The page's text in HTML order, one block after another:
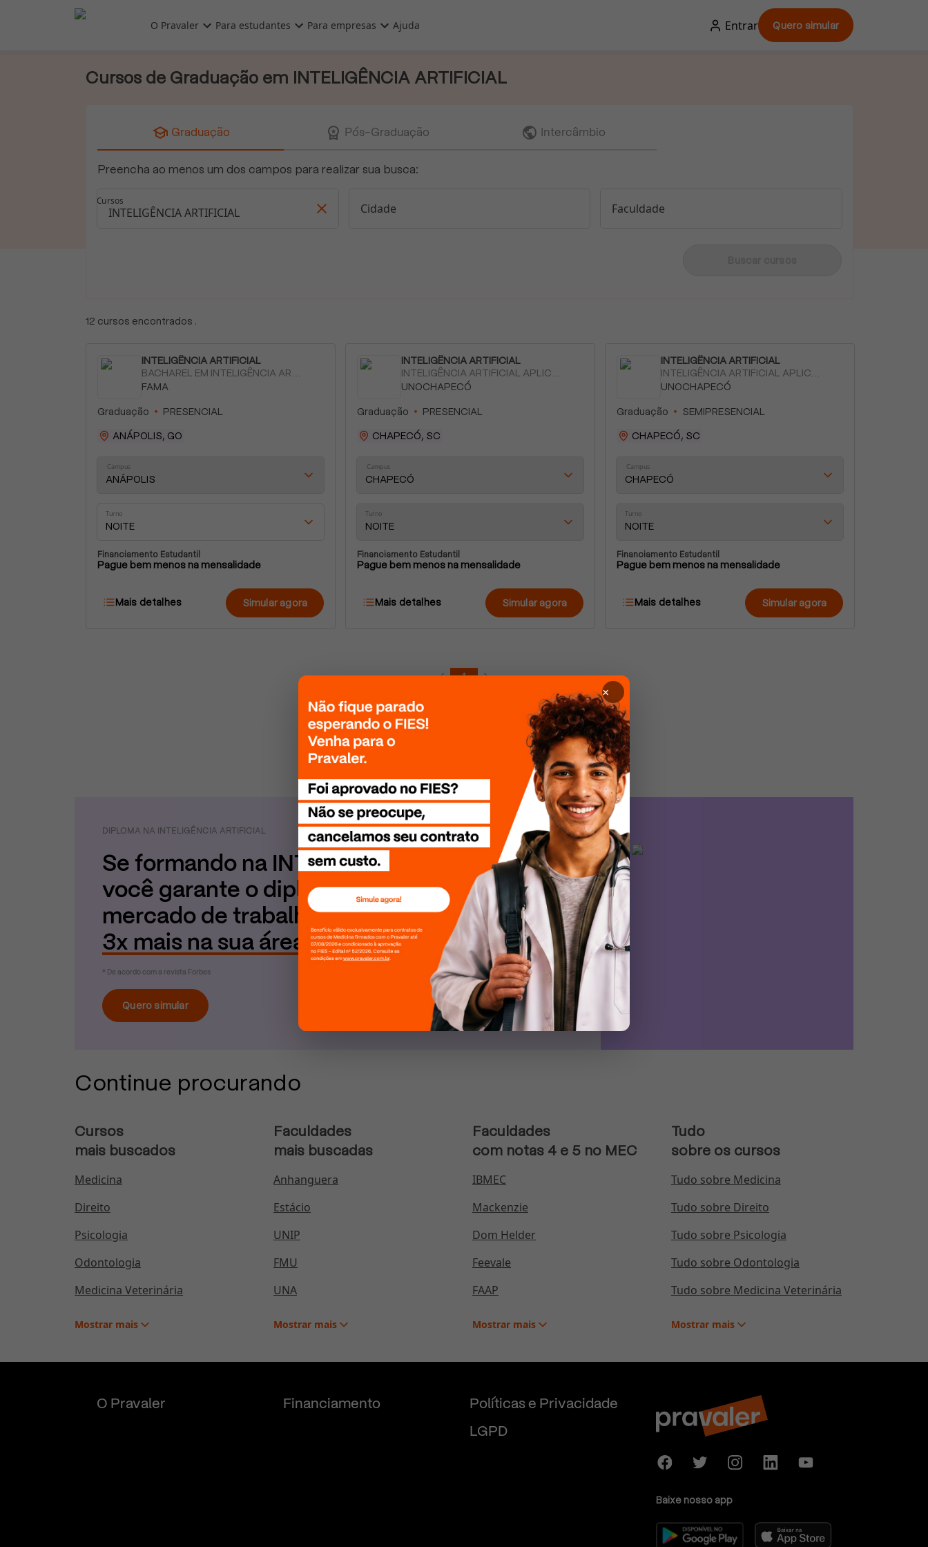
Pular para o conteúdo principal
O Pravaler Para estudantes Para empresas Ajuda Entrar Quero simular
Cursos de Graduação em INTELIGÊNCIA ARTIFICIAL
 Graduação  Pós-Graduação  Intercâmbio
Preencha ao menos um dos campos para realizar sua busca:

Cursos
Cidade Faculdade
12 cursos encontrados .
INTELIGÊNCIA ARTIFICIAL
FAMA
Graduação PRESENCIAL
ANÁPOLIS, GO
Campus
ANÁPOLIS
Turno
NOITE
Financiamento Estudantil
Pague bem menos na mensalidade
Mais detalhes Simular agora
INTELIGÊNCIA ARTIFICIAL
UNOCHAPECÓ
Graduação PRESENCIAL
CHAPECÓ, SC
Campus
CHAPECÓ
Turno
NOITE
Financiamento Estudantil
Pague bem menos na mensalidade
Mais detalhes Simular agora
INTELIGÊNCIA ARTIFICIAL
UNOCHAPECÓ
Graduação SEMIPRESENCIAL
CHAPECÓ, SC
Campus
CHAPECÓ
Turno
NOITE
Financiamento Estudantil
Pague bem menos na mensalidade
Mais detalhes Simular agora
 1 
DIPLOMA NA INTELIGÊNCIA ARTIFICIAL
Se formando na INTELIGÊNCIA ARTIFICIAL
você garante o diploma e se destaca no
mercado de trabalho ganhando até
3x mais na sua área*.
* De acordo com a revista Forbes
Quero simular
Continue procurando
Cursos
mais buscados
Medicina
Direito
Psicologia
Odontologia
Medicina Veterinária
Mostrar mais
Faculdades
mais buscadas
Anhanguera
Estácio
UNIP
FMU
UNA
Mostrar mais
Faculdades
com notas 4 e 5 no MEC
IBMEC
Mackenzie
Dom Helder
Feevale
FAAP
Mostrar mais
Tudo
sobre os cursos
Tudo sobre Medicina
Tudo sobre Direito
Tudo sobre Psicologia
Tudo sobre Odontologia
Tudo sobre Medicina Veterinária
Mostrar mais
O Pravaler Financiamento
Políticas e Privacidade
LGPD
Baixe nosso app
×